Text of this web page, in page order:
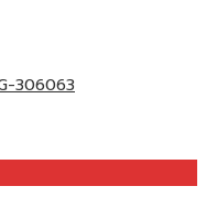
306063